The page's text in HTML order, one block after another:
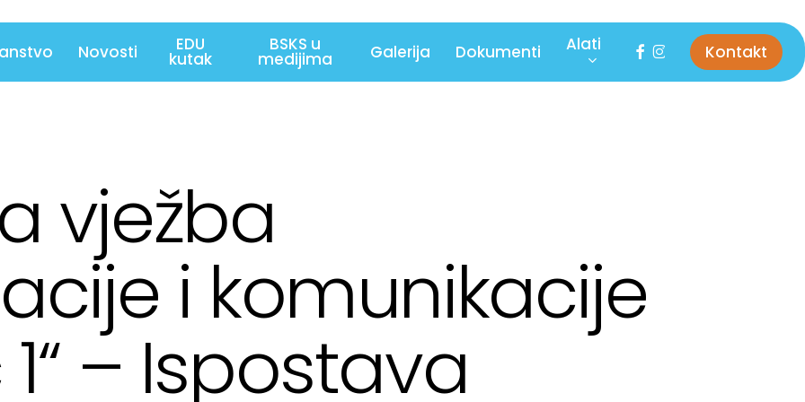
Novosti EDU
kutak
BSKS u
medijima Galerija Dokumenti Alati facebook
instagramKontakt
vježba
i komunikacije
– Ispostava